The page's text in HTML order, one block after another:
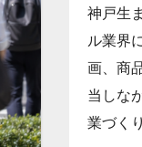
神戸生
ル業界
画、商
当しな
業づく